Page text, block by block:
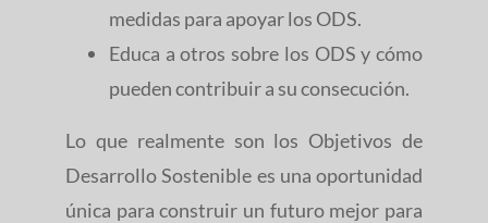
medidas para apoyar los ODS.
Educa a otros sobre los ODS y cómo
pueden contribuir a su consecución.
Lo que realmente son los Objetivos de
Desarrollo Sostenible es una oportunidad
única para construir un futuro mejor para